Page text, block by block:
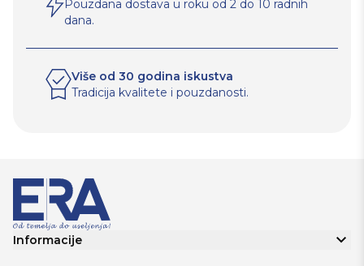
Pouzdana dostava u roku od 2 do 10 radnih
dana.
Više od 30 godina iskustva
Tradicija kvalitete i pouzdanosti.
Informacije